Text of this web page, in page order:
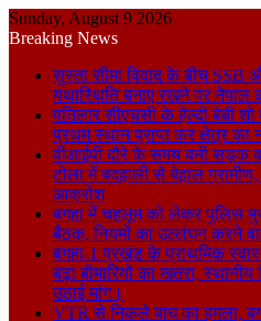
Sunday, August 9 2026
Breaking News
सुस्ता सीमा विवाद के बीच
यथास्थिति बनाए रखने पर नेपाल
पतिलार सीएचसी के हेल्दी बेबी
प्रथम स्थान प्राप्त कर क्षेत्र का
वीआईपी दौरे के समय बनी सड़क
टोला में बदहाली से बेहाल
आक्रोश
बगहा में चहलूम को लेकर पुलिस
बैठक, नियमों का उल्लंघन करने
बगहा-1 प्रखंड के प्राथमिक
बढ़ा बीमारियों का खतरा,
उठाई मांग।
VTR से निकले बाघ का हमला,